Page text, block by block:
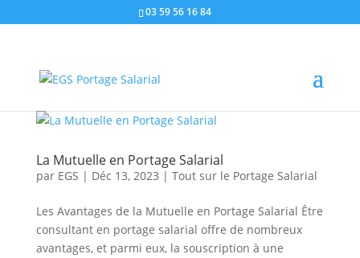
03 59 56 16 84
La Mutuelle en Portage Salarial
par EGS | Déc 13, 2023 | Tout sur le Portage Salarial
Les Avantages de la Mutuelle en Portage Salarial Être
consultant en portage salarial offre de nombreux
avantages, et parmi eux, la souscription à une